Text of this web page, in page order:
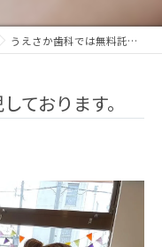
うえさか歯科では無料託児しております。
ております。